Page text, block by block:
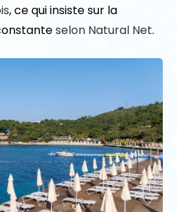
, ce qui insiste sur la
selon Natural Net.